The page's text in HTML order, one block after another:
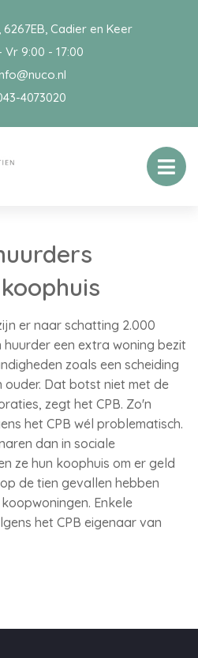
Cadier en Keer
Vr 9:00 - 17:00
4073020
er naar schatting 2.000
huurder een extra woning bezit
zoals een scheiding
Dat botst niet met de
zegt het CPB. Zo'n
het CPB wél problematisch.
dan in sociale
ze hun koophuis om er geld
de tien gevallen hebben
Enkele
het CPB eigenaar van